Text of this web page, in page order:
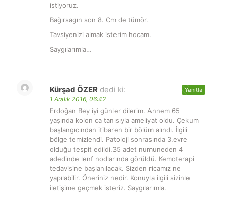
istiyoruz.
Bağırsagın son 8. Cm de tümör.
Tavsiyenizi almak isterim hocam.
Saygılarımla…
Kürşad ÖZER dedi ki:
1 Aralık 2016, 06:42
Erdoğan Bey iyi günler dilerim. Annem 65
yaşında kolon ca tanısıyla ameliyat oldu. Çekum
başlangıcından itibaren bir bölüm alındı. İlgili
bölge temizlendi. Patoloji sonrasında 3.evre
olduğu tespit edildi.35 adet numuneden 4
adedinde lenf nodlarında görüldü. Kemoterapi
tedavisine başlanılacak. Sizden ricamız ne
yapılabilir. Öneriniz nedir. Konuyla ilgili sizinle
iletişime geçmek isteriz. Saygılarımla.
Yanıtla